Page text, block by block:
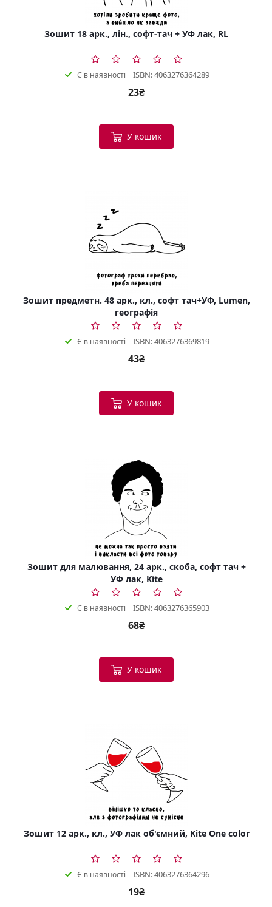
Зошит 18 арк., лін., софт-тач + УФ лак, RL
Є в наявності ISBN: 4063276364289
23₴
У кошик
Зошит предметн. 48 арк., кл., софт тач+УФ, Lumen,
географія
Є в наявності ISBN: 4063276369819
43₴
У кошик
Зошит для малювання, 24 арк., скоба, софт тач +
УФ лак, Kite
Є в наявності ISBN: 4063276365903
68₴
У кошик
Зошит 12 арк., кл., УФ лак об'ємний, Kite One color
Є в наявності ISBN: 4063276364296
19₴